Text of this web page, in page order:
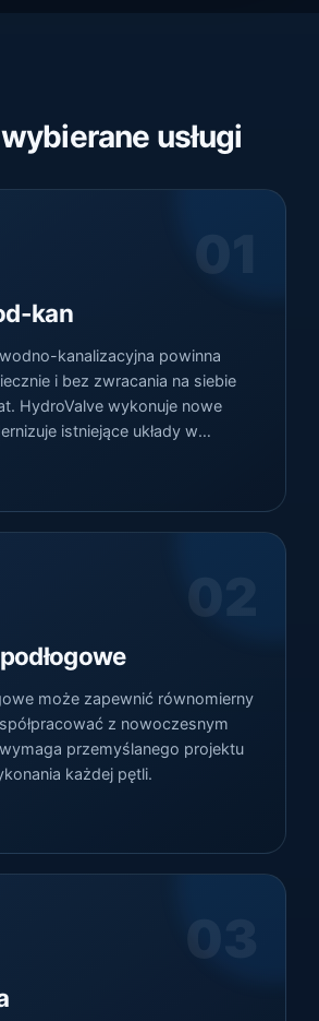
usługi
01
kan
kanalizacyjna powinna
i bez zwracania na siebie
HydroValve wykonuje nowe
istniejące układy w
02
może zapewnić równomierny
z nowoczesnym
wymaga przemyślanego projektu
każdej pętli.
03